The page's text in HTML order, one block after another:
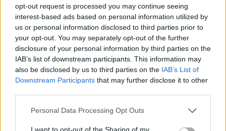
opt-out request is processed you may continue seeing
interest-based ads based on personal information utilized by
us or personal information disclosed to third parties prior to
your opt-out. You may separately opt-out of the further
disclosure of your personal information by third parties on the
IAB’s list of downstream participants. This information may
also be disclosed by us to third parties on the IAB’s List of
Downstream Participants that may further disclose it to other
Please note that this website/app uses one or more Google
not limited to your visit or usage behaviour. You may click to
Personal Data Processing Opt Outs
I want to opt-out of the Sharing of my